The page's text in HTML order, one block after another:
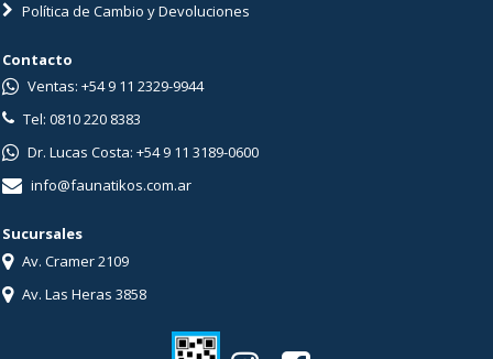
Política de Cambio y Devoluciones
Contacto
Ventas: +54 9 11 2329-9944
Tel: 0810 220 8383
Dr. Lucas Costa: +54 9 11 3189-0600
info@faunatikos.com.ar
Sucursales
Av. Cramer 2109
Av. Las Heras 3858